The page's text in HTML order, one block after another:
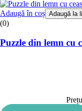
Adaugă în coș Adaugă la
(0)
Puzzle din lemn cu